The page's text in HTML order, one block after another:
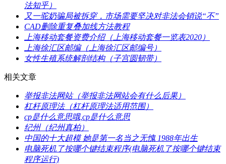
法知乎）
​又一驼奶骗局被拆穿，市场需要坚决对非法会销说“不”
​CAD删除重复叠加线方法教程
​上海移动套餐资费介绍（上海移动套餐一览表2020）
​上海徐汇区邮编（上海徐汇区邮编号）
​女性生殖系统解剖结构（子宫圆韧带）
相关文章
​举报非法网站（举报非法网站会有什么后果）
​杠杆原理法（杠杆原理法适用范围）
​cp是什么意思哦,cp是什么意思
​纪州（纪州真柏）
​中国的十大超模 她是第一名当之无愧 1988年出生
​电脑死机了按哪个键结束程序(电脑死机了按哪个键结束
程序运行)